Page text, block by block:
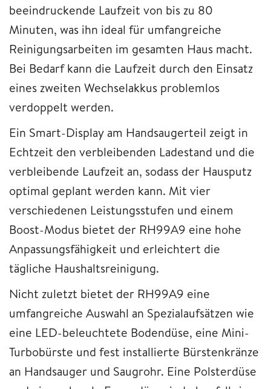
beeindruckende Laufzeit von bis zu 80
Minuten, was ihn ideal für umfangreiche
Reinigungsarbeiten im gesamten Haus macht.
Bei Bedarf kann die Laufzeit durch den Einsatz
eines zweiten Wechselakkus problemlos
verdoppelt werden.
Ein Smart-Display am Handsaugerteil zeigt in
Echtzeit den verbleibenden Ladestand und die
verbleibende Laufzeit an, sodass der Hausputz
optimal geplant werden kann. Mit vier
verschiedenen Leistungsstufen und einem
Boost-Modus bietet der RH99A9 eine hohe
Anpassungsfähigkeit und erleichtert die
tägliche Haushaltsreinigung.
Nicht zuletzt bietet der RH99A9 eine
umfangreiche Auswahl an Spezialaufsätzen wie
eine LED-beleuchtete Bodendüse, eine Mini-
Turbobürste und fest installierte Bürstenkränze
an Handsauger und Saugrohr. Eine Polsterdüse